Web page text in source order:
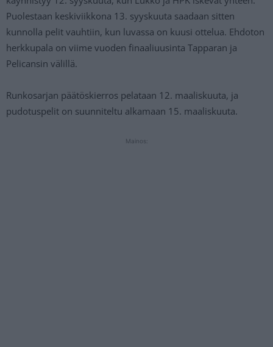
Puolestaan keskiviikkona 13. syyskuuta saadaan sitten
kunnolla pelit vauhtiin, kun luvassa on kuusi ottelua. Ehdoton
herkkupala on viime vuoden finaaliuusinta Tapparan ja
Pelicansin välillä.
Runkosarjan päätöskierros pelataan 12. maaliskuuta, ja
pudotuspelit on suunniteltu alkamaan 15. maaliskuuta.
Mainos: